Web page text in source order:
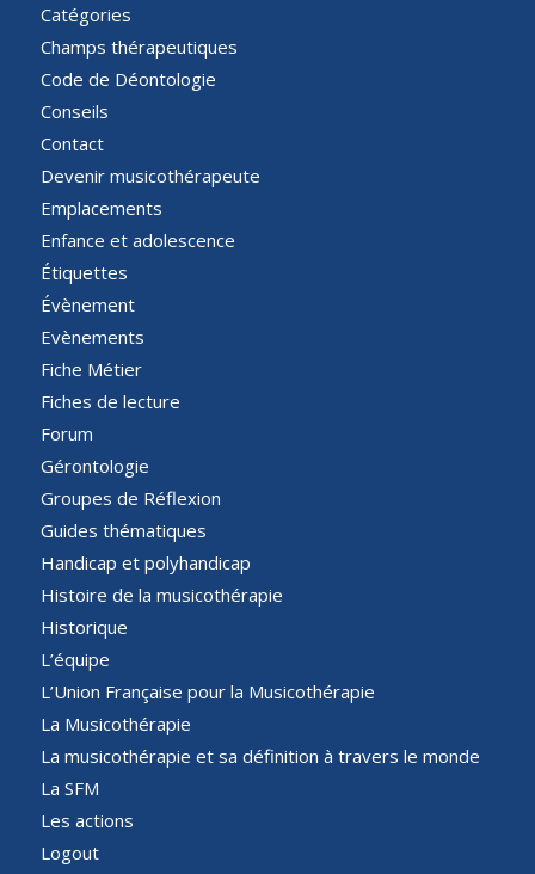
Catégories
Champs thérapeutiques
Code de Déontologie
Conseils
Contact
Devenir musicothérapeute
Emplacements
Enfance et adolescence
Étiquettes
Évènement
Evènements
Fiche Métier
Fiches de lecture
Forum
Gérontologie
Groupes de Réflexion
Guides thématiques
Handicap et polyhandicap
Histoire de la musicothérapie
Historique
L’équipe
L’Union Française pour la Musicothérapie
La Musicothérapie
La musicothérapie et sa définition à travers le monde
La SFM
Les actions
Logout